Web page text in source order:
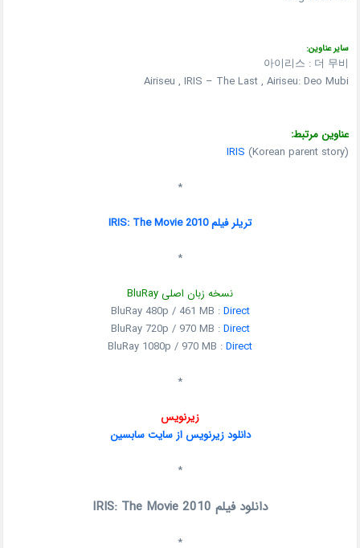
سایر عناوین:
아이리스 : 더 무비
Airiseu , IRIS – The Last , Airiseu: Deo Mubi
عناوین مرتبط:
IRIS (Korean parent story)
*
تریلر فیلم IRIS: The Movie 2010
*
نسخه زبان اصلی BluRay
BluRay 480p / 461 MB :Direct
BluRay 720p / 970 MB :Direct
BluRay 1080p / 970 MB :Direct
*
زیرنویس
دانلود زیرنویس از سایت سابسین
*
دانلود فیلم IRIS: The Movie 2010
*